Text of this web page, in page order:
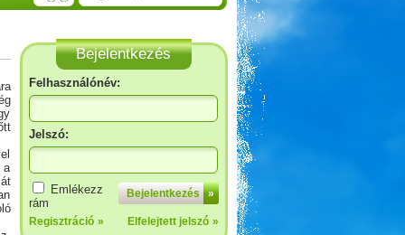
a
Bejelentkezés
Felhasználónév:
Jelszó:
Bejelentkezés »
Emlékezz
rám
Regisztráció » Elfelejtett jelszó »
Zalaszentgrót - Kavicsbánya
tó